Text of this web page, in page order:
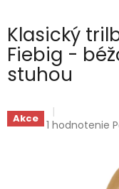
Klasický
Fiebig -
stuhou
Akce Priemerné
1 hodnotenie